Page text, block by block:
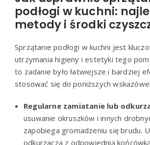
podłogi w kuchni:
metody i środki
Sprzątanie podłogi w kuchni jest
utrzymania higieny i estetyki tego
to zadanie było łatwiejsze i bardziej
stosować się do poniższych
Regularne zamiatanie lub
usuwanie okruszków i innych
zapobiega gromadzeniu się brudu.
odkurzacza z odpowiednią